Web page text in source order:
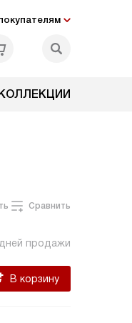
КОЛЛЕКЦИИ
Сравнить
продажи
В корзину